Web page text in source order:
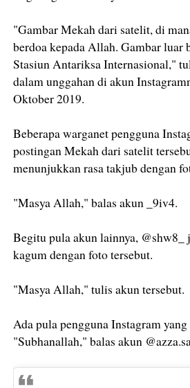
"Gambar Mekah dari satelit, di
berdoa kepada Allah. Gambar luar
Stasiun Antariksa Internasional,"
dalam unggahan di akun
Oktober 2019.
Beberapa warganet pengguna
postingan Mekah dari satelit
menunjukkan rasa takjub dengan
"Masya Allah," balas akun _9iv4.
Begitu pula akun lainnya, @shw8_
kagum dengan foto tersebut.
"Masya Allah," tulis akun tersebut.
Ada pula pengguna Instagram
"Subhanallah," balas akun